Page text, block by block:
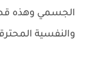
الجسمي وهذه
والنفسية